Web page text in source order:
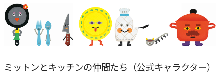
ミットンとキッチンの仲間たち（公式キャラクター）